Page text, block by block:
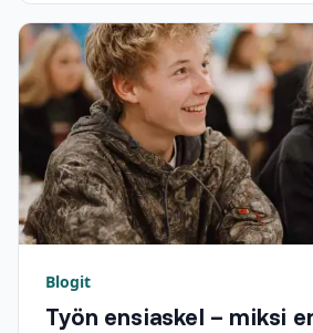
Blogit
Työn ensiaskel – miksi